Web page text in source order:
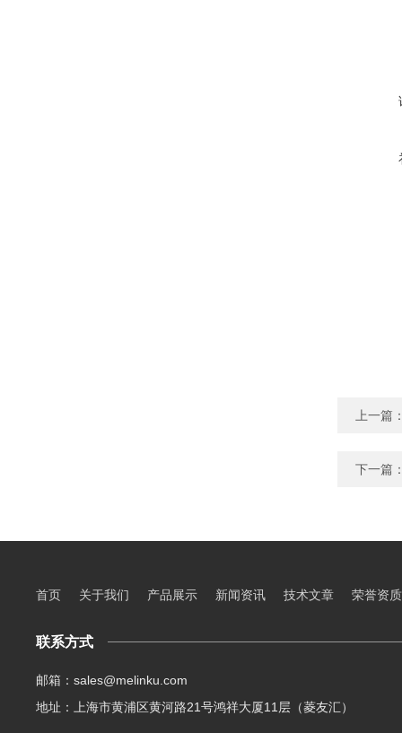
上一篇
下一篇
首页 关于我们 产品展示 新闻资讯 技术文章 荣誉资质
联系方式
邮箱：sales@melinku.com
地址：上海市黄浦区黄河路21号鸿祥大厦11层（菱友汇）